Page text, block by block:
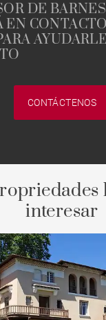
DE
EN
CONTÁCTENOS
interesar